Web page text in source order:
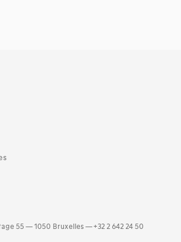
55 — 1050 Bruxelles — +32 2 642 24 50